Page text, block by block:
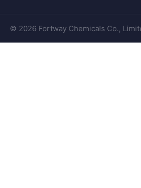
© 2026 Fortway Chemicals Co.,